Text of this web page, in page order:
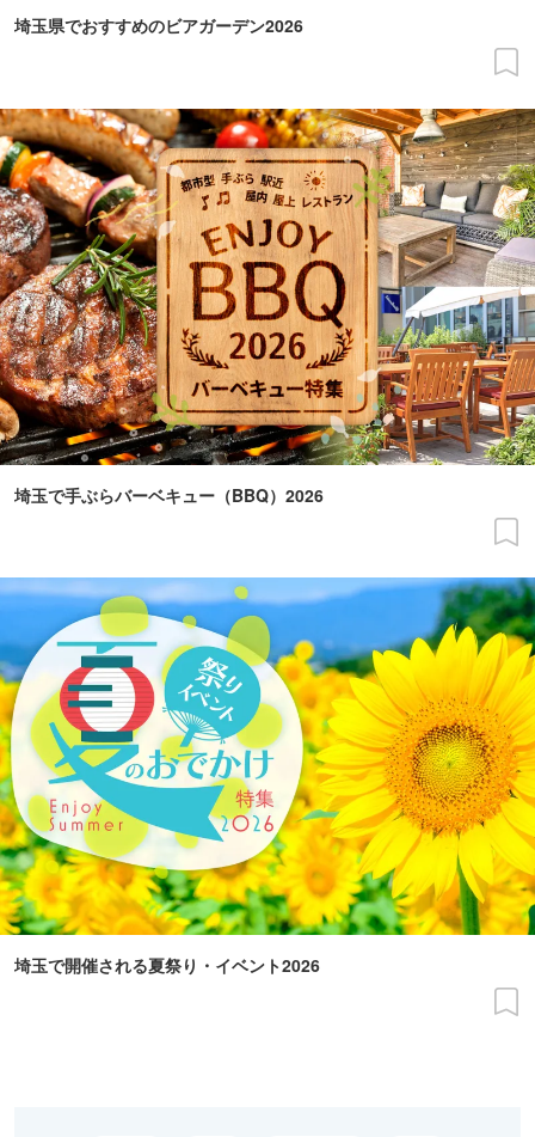
埼玉県でおすすめのビアガーデン2026
埼玉で手ぶらバーベキュー（BBQ）2026
埼玉で開催される夏祭り・イベント2026